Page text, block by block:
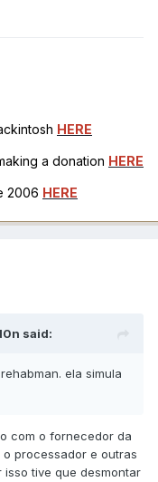
HERE
a donation HERE
2006 HERE
said:
ela simula
com o fornecedor da
processador e outras
tive que desmontar